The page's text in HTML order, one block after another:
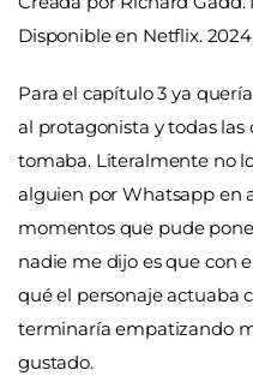
Disponible en Netflix.
Para el capítulo 3 ya
al protagonista y todas las
tomaba. Literalmente no
alguien por Whatsapp en
momentos que pude
nadie me dijo es que con
qué el personaje actuaba
terminaría empatizando
gustado.